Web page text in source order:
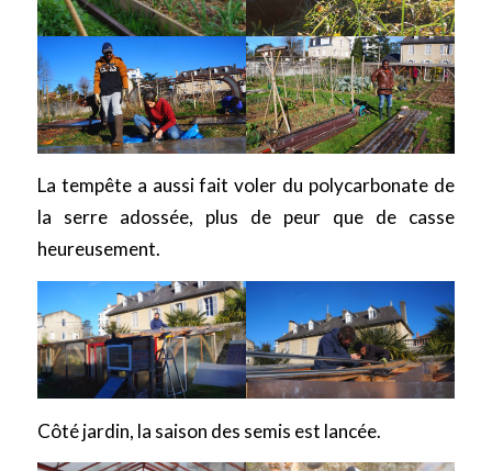
La tempête a aussi fait voler du polycarbonate de
la serre adossée, plus de peur que de casse
heureusement.
Côté jardin, la saison des semis est lancée.